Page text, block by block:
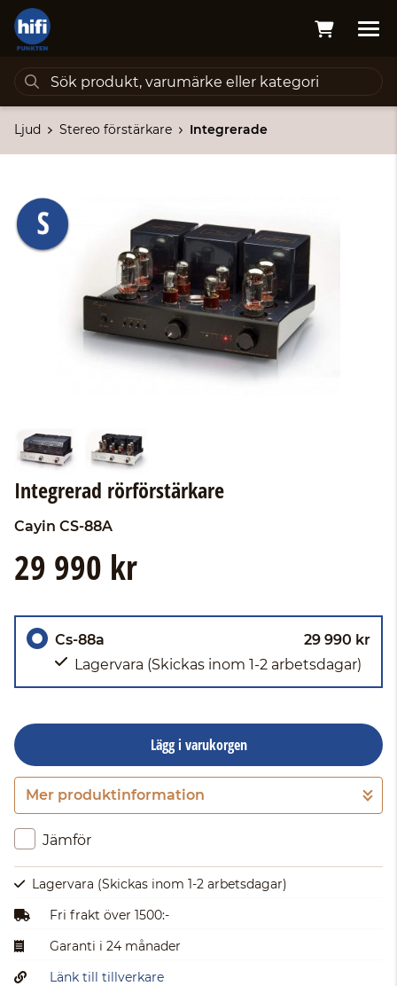
Ljud Stereo förstärkare Integrerade
Integrerad rörförstärkare
Cayin CS-88A
29 990 kr
Cs-88a
29 990 kr
Lagervara (Skickas inom 1-2 arbetsdagar)
Lägg i varukorgen
Gå till kassan
Mer produktinformation
Jämför
Lagervara (Skickas inom 1-2 arbetsdagar)
Fri frakt över 1500:-
Garanti i 24 månader
Länk till tillverkare